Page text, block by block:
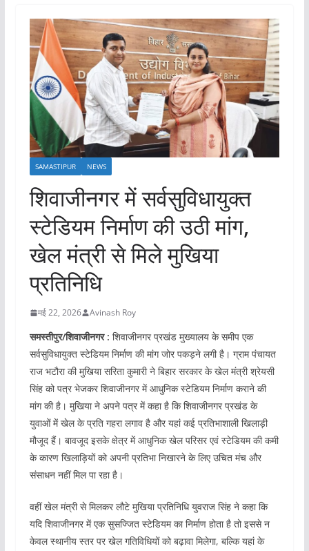
SAMASTIPUR NEWS
शिवाजीनगर में सर्वसुविधायुक्त
स्टेडियम निर्माण की उठी मांग,
खेल मंत्री से मिले मुखिया
प्रतिनिधि
मई 22, 2026 Avinash Roy
समस्तीपुर/शिवाजीनगर : शिवाजीनगर प्रखंड मुख्यालय के समीप एक
सर्वसुविधायुक्त स्टेडियम निर्माण की मांग जोर पकड़ने लगी है। ग्राम पंचायत
राज भटौरा की मुखिया सरिता कुमारी ने बिहार सरकार के खेल मंत्री श्रेयसी
सिंह को पत्र भेजकर शिवाजीनगर में आधुनिक स्टेडियम निर्माण कराने की
मांग की है। मुखिया ने अपने पत्र में कहा है कि शिवाजीनगर प्रखंड के
युवाओं में खेल के प्रति गहरा लगाव है और यहां कई प्रतिभाशाली खिलाड़ी
मौजूद हैं। बावजूद इसके क्षेत्र में आधुनिक खेल परिसर एवं स्टेडियम की कमी
के कारण खिलाड़ियों को अपनी प्रतिभा निखारने के लिए उचित मंच और
संसाधन नहीं मिल पा रहा है।
वहीं खेल मंत्री से मिलकर लौटे मुखिया प्रतिनिधि युवराज सिंह ने कहा कि
यदि शिवाजीनगर में एक सुसज्जित स्टेडियम का निर्माण होता है तो इससे न
केवल स्थानीय स्तर पर खेल गतिविधियों को बढ़ावा मिलेगा, बल्कि यहां के